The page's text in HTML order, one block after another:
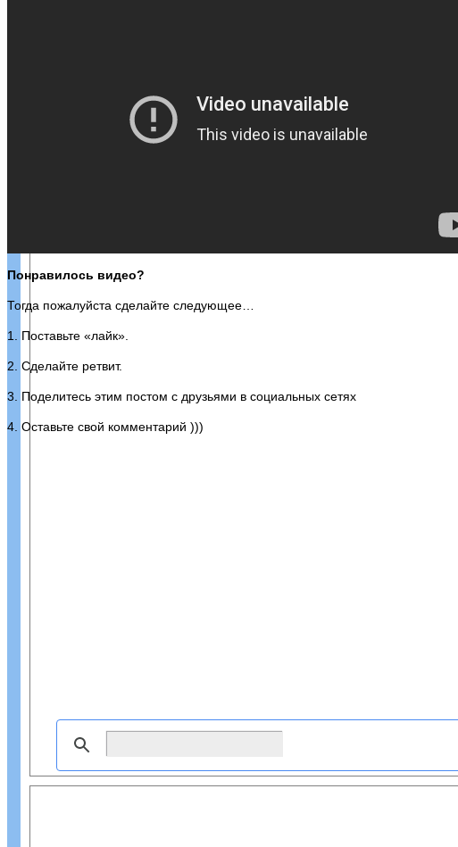
Понравилось видео?
Тогда пожалуйста сделайте следующее…
1. Поставьте «лайк».
2. Сделайте ретвит.
3. Поделитесь этим постом с друзьями в социальных сетях
4. Оставьте свой комментарий )))